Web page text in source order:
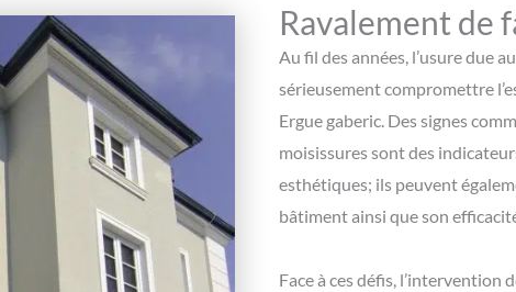
Ravalement de
Au fil des années, l’usure due
sérieusement compromettre
Ergue gaberic. Des signes
moisissures sont des
esthétiques; ils peuvent
bâtiment ainsi que son
Face à ces défis, l’intervention